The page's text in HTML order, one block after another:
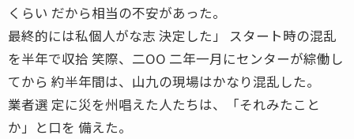
くらい だから相当の不安があった。
最終的には私個人がな志 決定した」 スタート時の混乱
を半年で収拾 笑際、二OO 二年一月にセンターが綜働し
てから 約半年間は、山九の現場はかなり混乱した。
業者選 定に災を州唱えた人たちは、「それみたこと
か」と口を 備えた。